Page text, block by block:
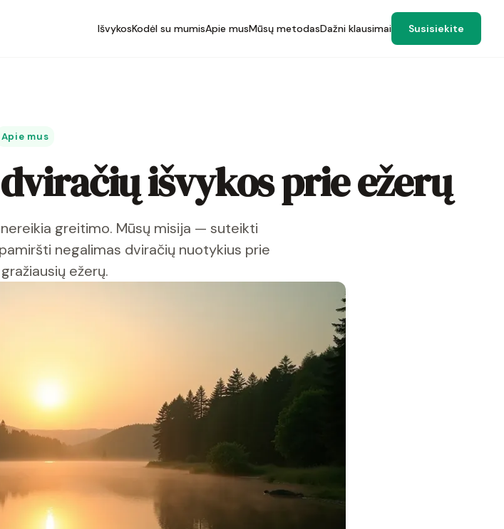
IšvykosKodėl su mumisApie musMūsų metodasDažni klausimai Susisiekite
Apie mus
išvykos prie ežerų
greitimo. Mūsų misija — suteikti
negalimas dviračių nuotykius prie
ežerų.